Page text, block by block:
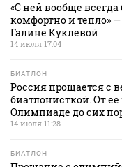
«С ней вообще
комфортно и тепло»
Галине Куклевой
14 июля 17:04
БИАТЛОН
Россия прощается с
биатлонисткой. От
Олимпиаде до сих
14 июля 11:28
БИАТЛОН